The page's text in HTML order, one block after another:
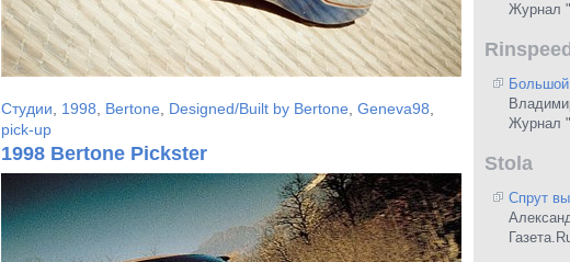
Студии 1998 Bertone Designed/Built by Bertone Geneva98
pick-up
1998 Bertone Pickster
Журнал
Rinspeed
Большой
Журнал
Stola
Спрут